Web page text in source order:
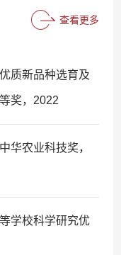
查看更多
质新品种选育及
奖，2022
华农业科技奖，
学校科学研究优